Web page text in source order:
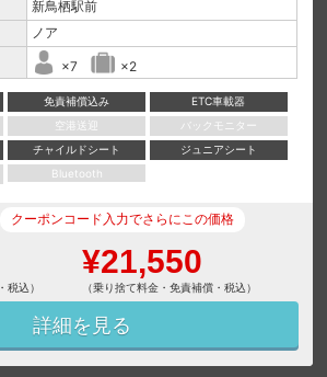
新鳥栖駅前
ノア
×7 ×2
免責補償込み
ETC車載器
空港送迎
バックモニター
チャイルドシート
ジュニアシート
Bluetooth
税込）
クーポンコード入力でさらにこの価格
¥21,550
（乗り捨て料金・免責補償・税込）
詳細を見る